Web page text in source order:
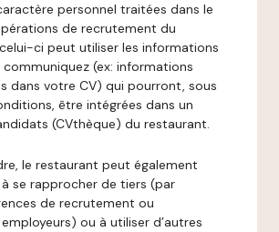
personnel traitées dans le
de recrutement du
ci peut utiliser les informations
communiquez (ex: informations
dans votre CV) qui pourront, sous
être intégrées dans un
(CVthèque) du restaurant.
le restaurant peut également
se rapprocher de tiers (par
de recrutement ou
ou à utiliser d’autres